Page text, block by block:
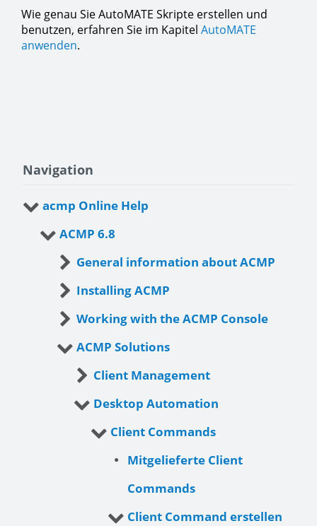
Wie genau Sie AutoMATE Skripte erstellen und
benutzen, erfahren Sie im Kapitel AutoMATE
anwenden.
Navigation
acmp Online Help
ACMP 6.8
General information about ACMP
Installing ACMP
Working with the ACMP Console
ACMP Solutions
Client Management
Desktop Automation
Client Commands
Mitgelieferte Client
Commands
Client Command erstellen